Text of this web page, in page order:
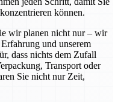
können.
wir planen nicht nur – wir
und unserem
dass nichts dem Zufall
Transport oder
Sie nicht nur Zeit,